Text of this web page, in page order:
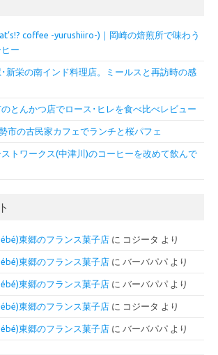
coffee -yurushiiro-)｜岡崎の焙煎所で味わう
ー
･新栄の南インド料理店。ミールスと再訪時の感
のとんかつ店でロース･ヒレを食べ比べレビュー
市の古民家カフェでランチと桜パフェ
トワークス(中津川)のコーヒーを改めて飲んで
東郷のフランス菓子店 に コジータ より
東郷のフランス菓子店 に バーバパパ より
東郷のフランス菓子店 に バーバパパ より
東郷のフランス菓子店 に コジータ より
東郷のフランス菓子店 に バーバパパ より